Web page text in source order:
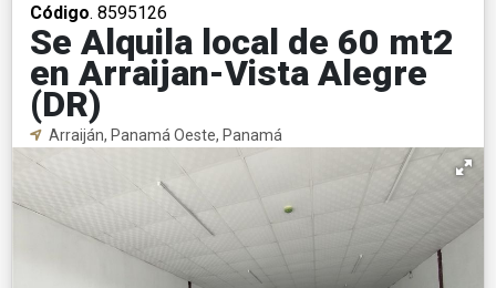
Código. 8595126
Se Alquila local de 60 mt2
en Arraijan-Vista Alegre
(DR)
Arraiján, Panamá Oeste, Panamá